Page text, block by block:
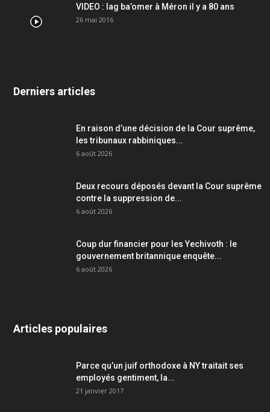
VIDEO : lag ba’omer à Méron il y a 80 ans
26 mai 2016
Derniers articles
En raison d’une décision de la Cour suprême,
les tribunaux rabbiniques...
6 août 2026
Deux recours déposés devant la Cour suprême
contre la suppression de...
6 août 2026
Coup dur financier pour les Yechivoth : le
gouvernement britannique enquête...
6 août 2026
Articles populaires
Parce qu’un juif orthodoxe à NY traitait ses
employés gentiment, la...
21 janvier 2017